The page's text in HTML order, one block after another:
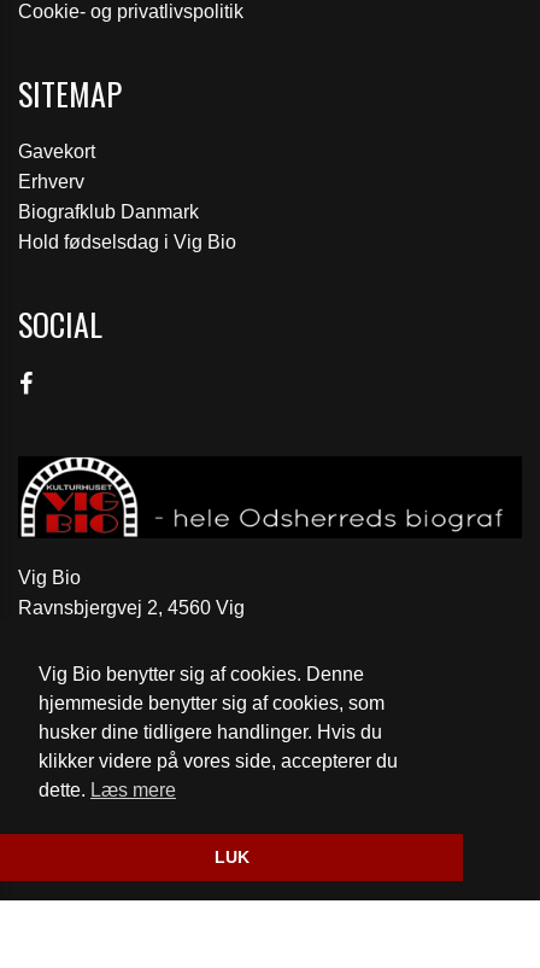
Vig Bio benytter sig af cookies. Denne
hjemmeside benytter sig af cookies, som
husker dine tidligere handlinger. Hvis du
klikker videre på vores side, accepterer du
dette. Læs mere
LUK
Cookie- og privatlivspolitik
SITEMAP
Gavekort
Erhverv
Biografklub Danmark
Hold fødselsdag i Vig Bio
SOCIAL
Vig Bio
Ravnsbjergvej 2, 4560 Vig
Telefon: 59 31 52 46
Email: kontakt@vigbio.dk
Cookie- og privatlivspolitik